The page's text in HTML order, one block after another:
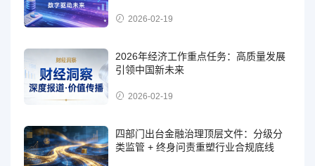
2026-02-19
2026年经济工作重点任务：高质量发展
引领中国新未来
2026-02-19
四部门出台金融治理顶层文件：分级分
类监管 + 终身问责重塑行业合规底线